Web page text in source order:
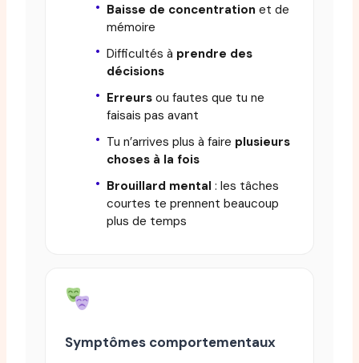
Baisse de concentration et de
mémoire
Difficultés à prendre des
décisions
Erreurs ou fautes que tu ne
faisais pas avant
Tu n’arrives plus à faire plusieurs
choses à la fois
Brouillard mental : les tâches
courtes te prennent beaucoup
plus de temps
Symptômes comportementaux